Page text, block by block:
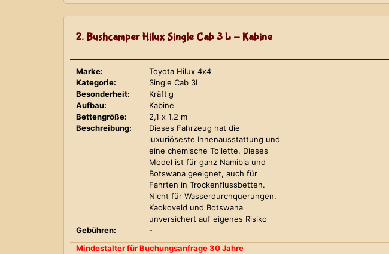
2. Bushcamper Hilux Single Cab 3 L - Kabine
Marke:
Toyota Hilux 4x4
Kategorie:
Single Cab 3L
Besonderheit:
Kräftig
Aufbau:
Kabine
Bettengröße:
2,1 x 1,2 m
Beschreibung:
Dieses Fahrzeug hat die
luxuriöseste Innenausstattung und
eine chemische Toilette. Dieses
Model ist für ganz Namibia und
Botswana geeignet, auch für
Fahrten in Trockenflussbetten.
Nicht für Wasserdurchquerungen.
Kaokoveld und Botswana
unversichert auf eigenes Risiko
Gebühren:
-
Mindestalter für Buchungsanfrage 30 Jahre